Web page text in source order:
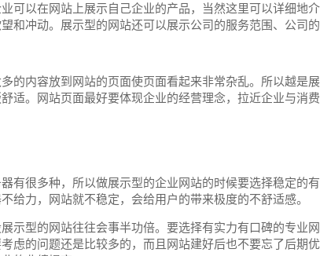
可以在网站上展示自己企业的产品，当然这里可以详细地
和冲动。展示型的网站还可以展示公司的服务范围、公司
的内容放到网站的页面使页面看起来非常杂乱。所以越是
适。网站页面最好要体现企业的经营理念，拉近企业与消费
有很多种，所以做展示型的企业网站的时候要选择稳定的
给力，网站就不稳定，会给用户的带来极度的不舒适感。
示型的网站往往会事半功倍。要选择有实力有口碑的专业
虑的问题还是比较多的，而且网站建好后也不要忘了后期